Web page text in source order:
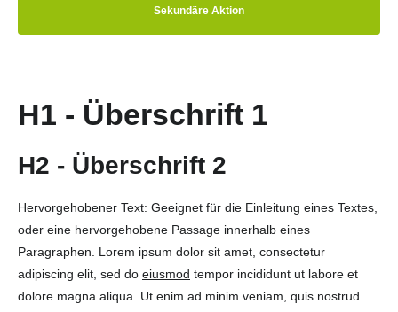
Sekundäre Aktion
H1 - Überschrift 1
H2 - Überschrift 2
Hervorgehobener Text: Geeignet für die Einleitung eines Textes,
oder eine hervorgehobene Passage innerhalb eines
Paragraphen. Lorem ipsum dolor sit amet, consectetur
adipiscing elit, sed do eiusmod tempor incididunt ut labore et
dolore magna aliqua. Ut enim ad minim veniam, quis nostrud